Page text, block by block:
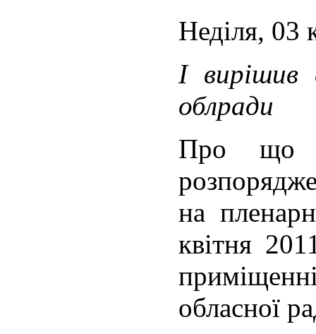
Неділя, 03
І вирішив
облради
Про що й
на
квітня
обласної